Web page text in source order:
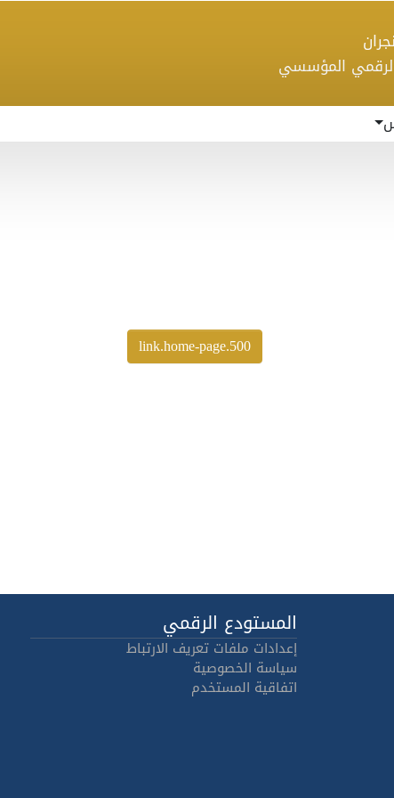
المؤسسي
500.link.home-page
المستودع الرقمي
إعدادات ملفات تعريف الارتباط
سياسة الخصوصية
اتفاقية المستخدم